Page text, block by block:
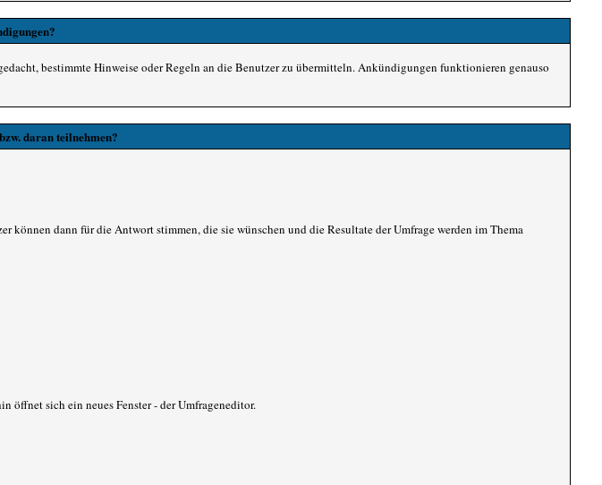
bestimmte Hinweise oder Regeln an die Benutzer zu übermitteln. Ankündigungen funktionieren genauso
daran teilnehmen?
dann für die Antwort stimmen, die sie wünschen und die Resultate der Umfrage werden im Thema
öffnet sich ein neues Fenster - der Umfrageneditor.